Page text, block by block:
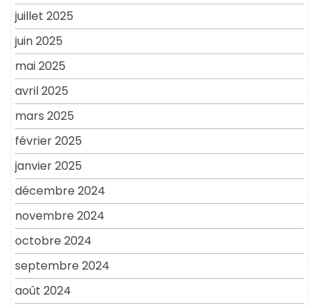
juillet 2025
juin 2025
mai 2025
avril 2025
mars 2025
février 2025
janvier 2025
décembre 2024
novembre 2024
octobre 2024
septembre 2024
août 2024